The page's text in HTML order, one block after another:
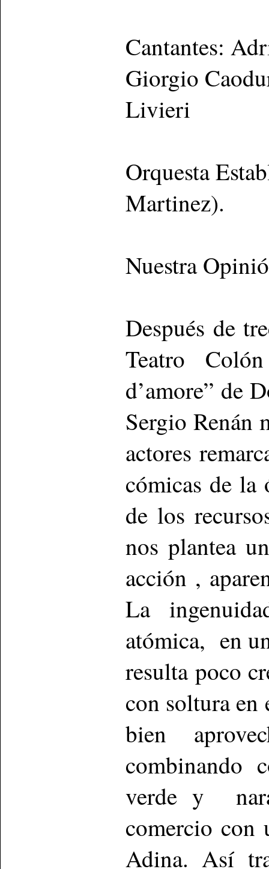
Cantantes:
Giorgio
Livieri
Orquesta
Martinez).
Nuestra
Después de
Teatro
d’amore” de
Sergio
actores
cómicas de
de los
nos plantea
acción ,
La
atómica, en
resulta poco
con soltura
bien
combinando
verde y
comercio con
Adina. Así